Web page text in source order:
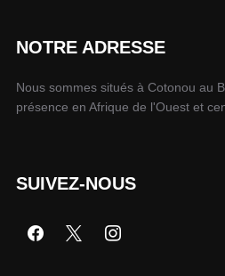
NOTRE ADRESSE
Nous sommes situés à Cotonou au
présence en Afrique de l'Ouest et
SUIVEZ-NOUS